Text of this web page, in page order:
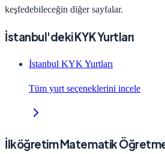
keşfedebileceğin diğer sayfalar.
İstanbul'deki KYK Yurtları
İstanbul KYK Yurtları
Tüm yurt seçeneklerini incele
İlköğretim Matematik